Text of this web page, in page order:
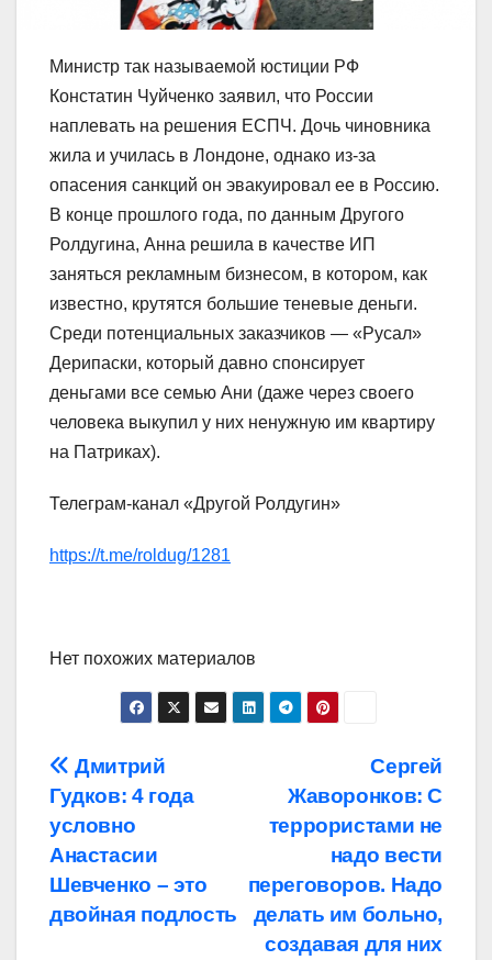
Министр так называемой юстиции РФ
Констатин Чуйченко заявил, что России
наплевать на решения ЕСПЧ. Дочь чиновника
жила и училась в Лондоне, однако из-за
опасения санкций он эвакуировал ее в Россию.
В конце прошлого года, по данным Другого
Ролдугина, Анна решила в качестве ИП
заняться рекламным бизнесом, в котором, как
известно, крутятся большие теневые деньги.
Среди потенциальных заказчиков — «Русал»
Дерипаски, который давно спонсирует
деньгами все семью Ани (даже через своего
человека выкупил у них ненужную им квартиру
на Патриках).
Телеграм-канал «Другой Ролдугин»
https://t.me/roldug/1281
Нет похожих материалов
Навигация
по
записям
Сергей
Жаворонков: С
террористами не
надо вести
переговоров. Надо
делать им больно,
создавая для них
Дмитрий
Гудков: 4 года
условно
Анастасии
Шевченко – это
двойная подлость